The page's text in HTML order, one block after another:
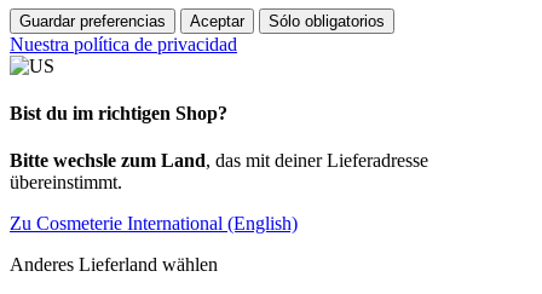
Guardar preferencias Aceptar Sólo obligatorios
Nuestra política de privacidad
Bist du im richtigen Shop?
Bitte wechsle zum Land, das mit deiner Lieferadresse
übereinstimmt.
Zu Cosmeterie International (English)
Anderes Lieferland wählen